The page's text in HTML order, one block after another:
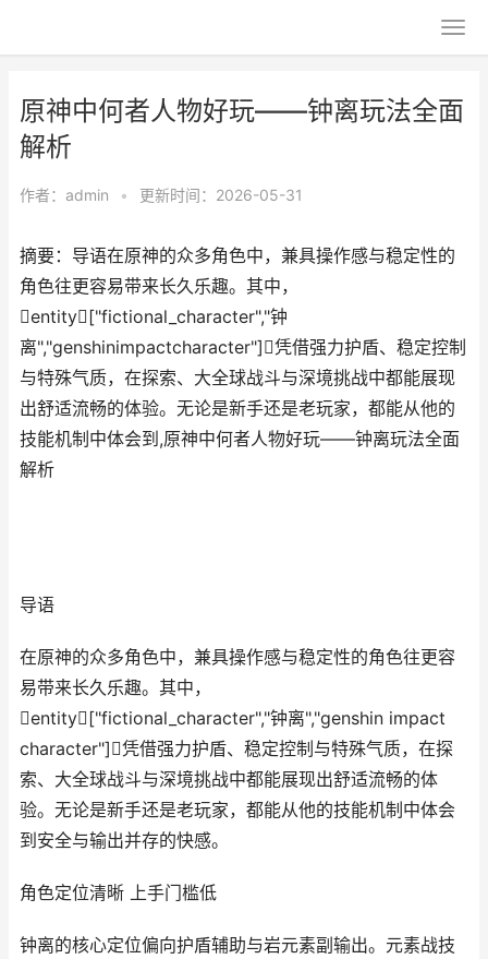
原神中何者人物好玩——钟离玩法全面
解析
作者： admin • 更新时间：2026-05-31
摘要：导语在原神的众多角色中，兼具操作感与稳定性的
角色往更容易带来长久乐趣。其中，
entity["fictional_character","钟
离","genshinimpactcharacter"]凭借强力护盾、稳定控制
与特殊气质，在探索、大全球战斗与深境挑战中都能展现
出舒适流畅的体验。无论是新手还是老玩家，都能从他的
技能机制中体会到,原神中何者人物好玩——钟离玩法全面
解析
导语
在原神的众多角色中，兼具操作感与稳定性的角色往更容
易带来长久乐趣。其中，
entity["fictional_character","钟离","genshin impact
character"]凭借强力护盾、稳定控制与特殊气质，在探
索、大全球战斗与深境挑战中都能展现出舒适流畅的体
验。无论是新手还是老玩家，都能从他的技能机制中体会
到安全与输出并存的快感。
角色定位清晰 上手门槛低
钟离的核心定位偏向护盾辅助与岩元素副输出。元素战技